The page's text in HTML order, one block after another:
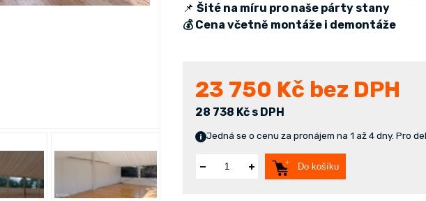
📌 Šité na míru pro naše párty stany
💰 Cena včetně montáže i demontáže
23 750 Kč bez DPH
28 738 Kč s DPH
Jedná se o cenu za pronájem na 1 až 4 dny. Pro
Do košíku